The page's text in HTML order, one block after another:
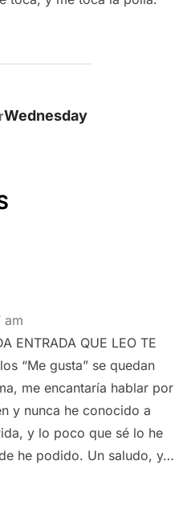
PUBLICACIÓN
Wednesday
am
ENTRADA QUE LEO TE
“Me gusta” se quedan
me encantaría hablar por
y nunca he conocido a
y lo poco que sé lo he
he podido. Un saludo, y…